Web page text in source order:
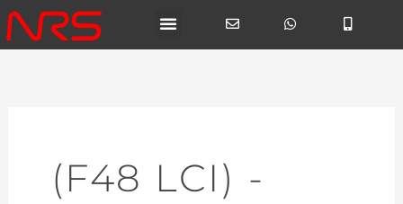
Ga
naar
de
(F48 LCI) -